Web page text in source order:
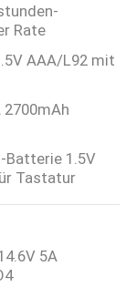
Rate
AAA/L92 mit
Batterie 1.5V
Tastatur
5A